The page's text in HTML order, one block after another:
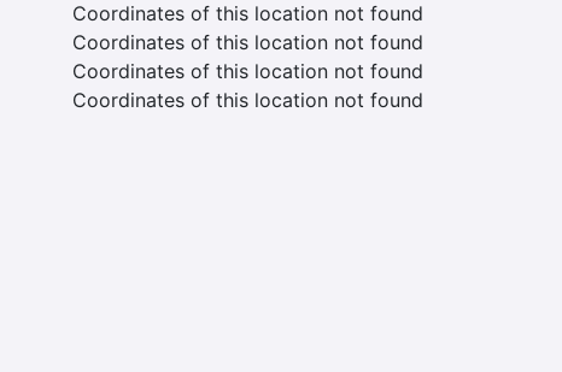
Coordinates of this location not found
Coordinates of this location not found
Coordinates of this location not found
Coordinates of this location not found